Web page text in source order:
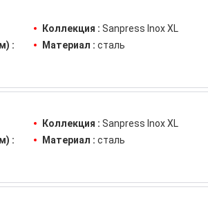
Коллекция : Sanpress Inox XL
:
Материал : сталь
Коллекция : Sanpress Inox XL
:
Материал : сталь